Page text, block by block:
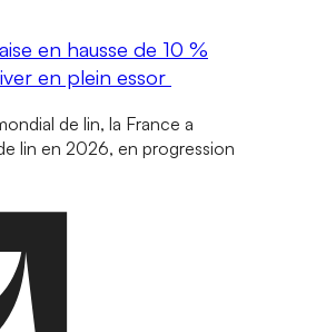
en hausse de 10 %
en plein essor
de lin, la France a
lin en 2026, en progression